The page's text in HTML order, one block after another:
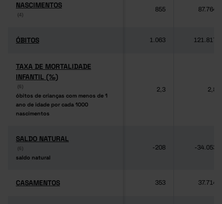
NASCIMENTOS
(4)
NASCIMENTOS
(4)
855 87.764
ÓBITOS
ÓBITOS 1.063 121.817
TAXA DE MORTALIDADE
INFANTIL (‰)
(6)
óbitos de crianças com menos de 1
ano de idade por cada 1000
nascimentos
TAXA DE MORTALIDADE
INFANTIL (‰)
(6)
óbitos de crianças com menos de 1
ano de idade por cada 1000
nascimentos
2,3 2,8
SALDO NATURAL
(6)
saldo natural
SALDO NATURAL
(6)
saldo natural
-208 -34.053
CASAMENTOS
CASAMENTOS 353 37.714